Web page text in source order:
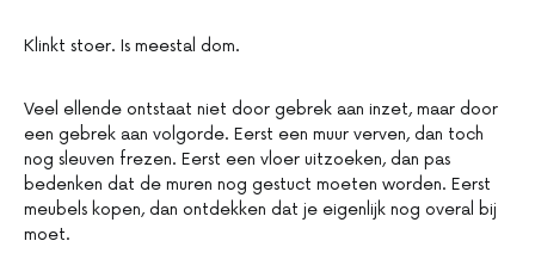
Klinkt stoer. Is meestal dom.
Veel ellende ontstaat niet door gebrek aan inzet, maar door
een gebrek aan volgorde. Eerst een muur verven, dan toch
nog sleuven frezen. Eerst een vloer uitzoeken, dan pas
bedenken dat de muren nog gestuct moeten worden. Eerst
meubels kopen, dan ontdekken dat je eigenlijk nog overal bij
moet.